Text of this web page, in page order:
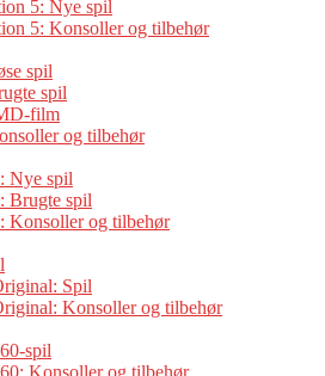
5: Nye spil
5: Konsoller og tilbehør
spil
spil
film
og tilbehør
Nye spil
Brugte spil
Konsoller og tilbehør
Spil
Konsoller og tilbehør
spil